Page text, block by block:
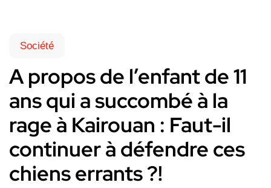
Société
A propos de l’enfant de 11
ans qui a succombé à la
rage à Kairouan : Faut-il
continuer à défendre ces
chiens errants ?!